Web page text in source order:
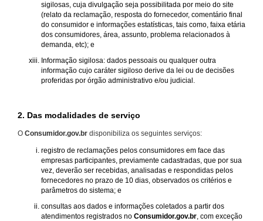
sigilosas, cuja divulgação seja possibilitada por meio do site
(relato da reclamação, resposta do fornecedor, comentário final
do consumidor e informações estatísticas, tais como, faixa etária
dos consumidores, área, assunto, problema relacionados à
demanda, etc); e
Informação sigilosa: dados pessoais ou qualquer outra
informação cujo caráter sigiloso derive da lei ou de decisões
proferidas por órgão administrativo e/ou judicial.
2. Das modalidades de serviço
O Consumidor.gov.br disponibiliza os seguintes serviços:
registro de reclamações pelos consumidores em face das
empresas participantes, previamente cadastradas, que por sua
vez, deverão ser recebidas, analisadas e respondidas pelos
fornecedores no prazo de 10 dias, observados os critérios e
parâmetros do sistema; e
consultas aos dados e informações coletados a partir dos
atendimentos registrados no Consumidor.gov.br , com exceção